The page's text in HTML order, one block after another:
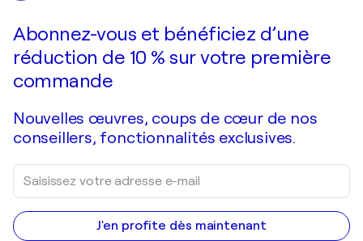
Abonnez-vous et bénéficiez d’une
réduction de 10 % sur votre première
commande
Nouvelles œuvres, coups de cœur de nos
conseillers, fonctionnalités exclusives.
J'en profite dès maintenant